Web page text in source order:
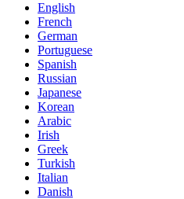
English
French
German
Portuguese
Spanish
Russian
Japanese
Korean
Arabic
Irish
Greek
Turkish
Italian
Danish